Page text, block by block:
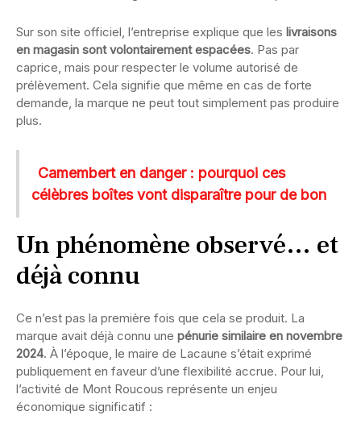
Sur son site officiel, l’entreprise explique que les livraisons
en magasin sont volontairement espacées. Pas par
caprice, mais pour respecter le volume autorisé de
prélèvement. Cela signifie que même en cas de forte
demande, la marque ne peut tout simplement pas produire
plus.
Camembert en danger : pourquoi ces
célèbres boîtes vont disparaître pour de bon
Un phénomène observé… et
déjà connu
Ce n’est pas la première fois que cela se produit. La
marque avait déjà connu une pénurie similaire en novembre
2024. À l’époque, le maire de Lacaune s’était exprimé
publiquement en faveur d’une flexibilité accrue. Pour lui,
l’activité de Mont Roucous représente un enjeu
économique significatif :